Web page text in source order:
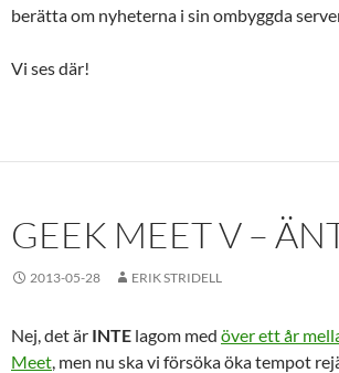
berätta om nyheterna i sin ombyggda
Vi ses där!
GEEK MEET V –
2013-05-28 ERIK STRIDELL
Nej, det är INTE lagom med över ett år
Meet, men nu ska vi försöka öka tempot